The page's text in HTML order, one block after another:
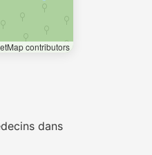
contributors
dans